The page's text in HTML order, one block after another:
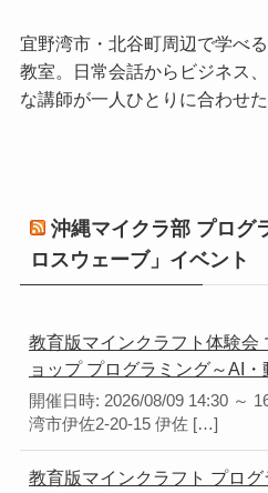
宜野湾市・北谷町周辺で学べ
教室。日常会話からビジネス
な講師が一人ひとりに合わせ
沖縄マイクラ部 プログ
ロスウェーブ」イベント
教育版マインクラフト体験会
ョップ プログラミング～AI
開催日時: 2026/08/09 14:30 ～
湾市伊佐2-20-15 伊佐 […]
教育版マインクラフト プロ